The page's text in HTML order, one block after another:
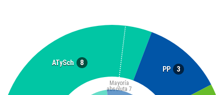
ATySch 8
PP 3
Mayoría
absoluta 7